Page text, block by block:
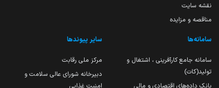
نقشه سایت
مناقصه و مزایده
سامانه‌ها
سامانه جامع کارآفرینی ، اشتغال و
تولید(کات)
بانک داده‌های اقتصادی و مالی
سایر پیوندها
مرکز ملی رقابت
دبیرخانه شورای عالی سلامت و
امنیت غذایی